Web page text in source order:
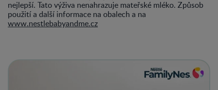
nejlepší. Tato výživa nenahrazuje mateřské mléko. Způsob
použití a další informace na obalech a na
www.nestlebabyandme.cz